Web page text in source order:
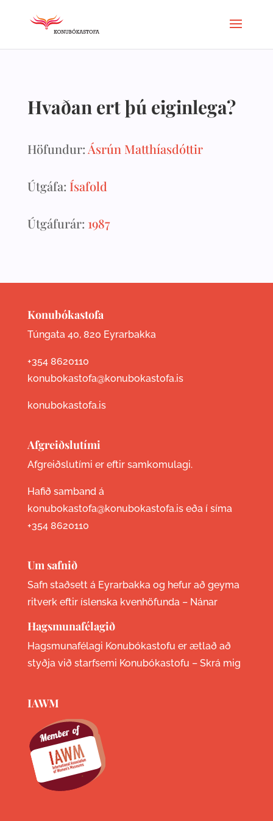
Hvaðan ert þú eiginlega?
Höfundur: Ásrún Matthíasdóttir
Útgáfa: Ísafold
Útgáfurár: 1987
Konubókastofa
Túngata 40, 820 Eyrarbakka
+354 8620110
konubokastofa@konubokastofa.is
konubokastofa.is
Afgreiðslutími
Afgreiðslutími er eftir samkomulagi.
Hafið samband á
konubokastofa@konubokastofa.is eða í síma
+354 8620110
Um safnið
Safn staðsett á Eyrarbakka og hefur að geyma
ritverk eftir íslenska kvenhöfunda – Nánar
Hagsmunafélagið
Hagsmunafélagi Konubókastofu er ætlað að
styðja við starfsemi Konubókastofu – Skrá mig
IAWM